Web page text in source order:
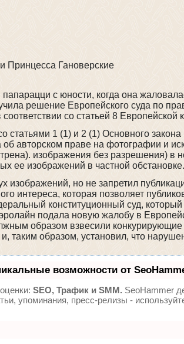
Принцесса Гановерские
с юности, когда она
решение Европейского суда по
со статьей 8 Европейской
статьями 1 (1) и 2 (1) Основного
об авторском праве на фотографии и
изображения без разрешения) в
ее изображений в частной обстановке.
изображений, но не запретил
интереса, которая позволяет
конституционный суд,
подала новую жалобу в
образом взвесили
таким образом, установил, что
возможности от
SEO, Трафик и SMM. SeoHammer
упоминания, пресс-релизы -